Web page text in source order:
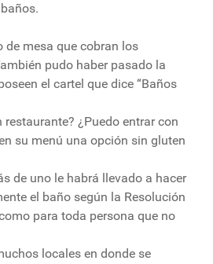
de mesa que cobran los
pudo haber pasado la
el cartel que dice “Baños
¿Puedo entrar con
su menú una opción sin gluten
de uno le habrá llevado a hacer
el baño según la Resolución
para toda persona que no
locales en donde se